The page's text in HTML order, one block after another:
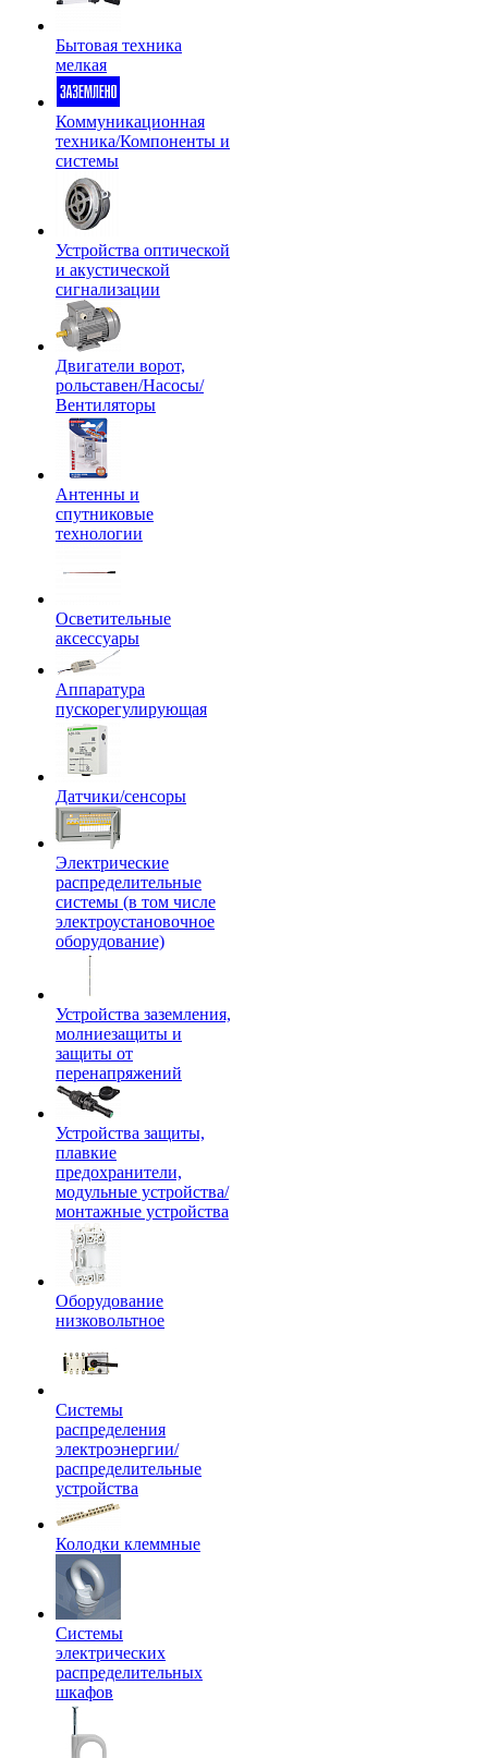
Бытовая техника
мелкая
Коммуникационная
техника/Компоненты и
системы
Устройства оптической
и акустической
сигнализации
Двигатели ворот,
рольставен/Насосы/
Вентиляторы
Антенны и
спутниковые
технологии
Осветительные
аксессуары
Аппаратура
пускорегулирующая
Датчики/сенсоры
Электрические
распределительные
системы (в том числе
электроустановочное
оборудование)
Устройства заземления,
молниезащиты и
защиты от
перенапряжений
Устройства защиты,
плавкие
предохранители,
модульные устройства/
монтажные устройства
Оборудование
низковольтное
Системы
распределения
электроэнергии/
распределительные
устройства
Колодки клеммные
Системы
электрических
распределительных
шкафов